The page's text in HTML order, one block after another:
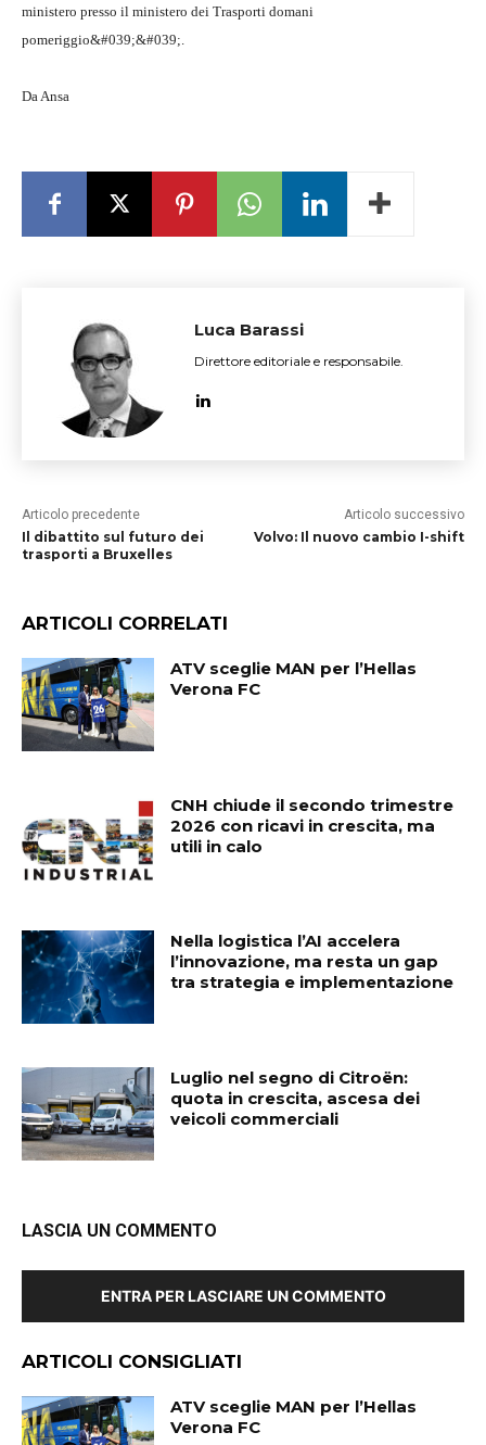
ministero presso il ministero dei Trasporti domani
pomeriggio&#039;&#039;.
Da Ansa
Luca Barassi
Direttore editoriale e responsabile.
Articolo precedente
Il dibattito sul futuro dei
trasporti a Bruxelles
Articolo successivo
Volvo: Il nuovo cambio I-shift
ARTICOLI CORRELATI
ATV sceglie MAN per l’Hellas
Verona FC
CNH chiude il secondo trimestre
2026 con ricavi in crescita, ma
utili in calo
Nella logistica l’AI accelera
l’innovazione, ma resta un gap
tra strategia e implementazione
Luglio nel segno di Citroën:
quota in crescita, ascesa dei
veicoli commerciali
LASCIA UN COMMENTO
ENTRA PER LASCIARE UN COMMENTO
ARTICOLI CONSIGLIATI
ATV sceglie MAN per l’Hellas
Verona FC